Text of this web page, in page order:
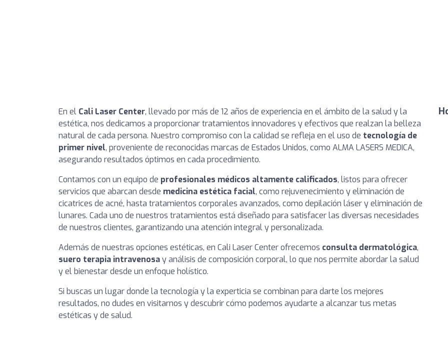
En el Cali Laser Center, llevado por más de 12 años de experiencia en el ámbito de la salud y la
estética, nos dedicamos a proporcionar tratamientos innovadores y efectivos que realzan la belleza
natural de cada persona. Nuestro compromiso con la calidad se refleja en el uso de tecnología de
primer nivel, proveniente de reconocidas marcas de Estados Unidos, como ALMA LASERS MEDICA,
asegurando resultados óptimos en cada procedimiento.
Contamos con un equipo de profesionales médicos altamente calificados, listos para ofrecer
servicios que abarcan desde medicina estética facial, como rejuvenecimiento y eliminación de
cicatrices de acné, hasta tratamientos corporales avanzados, como depilación láser y eliminación de
lunares. Cada uno de nuestros tratamientos está diseñado para satisfacer las diversas necesidades
de nuestros clientes, garantizando una atención integral y personalizada.
Además de nuestras opciones estéticas, en Cali Laser Center ofrecemos consulta dermatológica,
suero terapia intravenosay análisis de composición corporal, lo que nos permite abordar la salud
y el bienestar desde un enfoque holístico.
Si buscas un lugar donde la tecnología y la experticia se combinan para darte los mejores
resultados, no dudes en visitarnos y descubrir cómo podemos ayudarte a alcanzar tus metas
estéticas y de salud.